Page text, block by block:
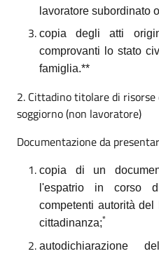
lavoratore subordinato
copia degli atti
comprovanti lo stato
famiglia.**
2. Cittadino titolare di
soggiorno (non lavoratore)
Documentazione da
copia di un
l'espatrio in corso
competenti autorità
cittadinanza;*
autodichiarazione